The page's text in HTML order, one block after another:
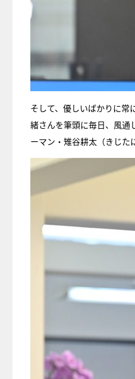
そして、優しいばかりに常
緒さんを筆頭に毎日、風通
ーマン・雉谷耕太（きじた